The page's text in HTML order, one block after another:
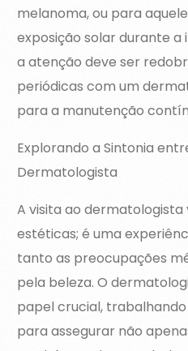
melanoma, ou para
exposição solar durante a
a atenção deve ser
periódicas com um
para a manutenção
Explorando a Sintonia
Dermatologista
A visita ao dermatologista
estéticas; é uma
tanto as preocupações
pela beleza. O
papel crucial,
para assegurar não